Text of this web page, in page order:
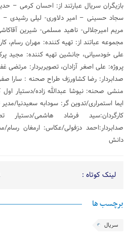
بازیگران سریال عبارتند از: احسان کرمی –
سجاد حسینی – امیر دلاوری- لیلی رشیدی –
مریم امیرجلالی- ناهید مسلمی- شیرین
مجموعه عباتند از: تهیه کننده: مهران رسام،
علی خودسیانی، جانشین تهیه کننده: مجید
پروژه: علی اصغر آزادان، تصویربردار: مرتضی
صدابردار: رضا کشاورزف طراح صحنه : سارا
منشی صحنه: نیوشا عبدالله زاده/دستیار اول
ایما استمراری/تدوین گر: سودابه سعیدنیا/
کارگردان:سید فرشاد هاشمی/دستیار
صدابردار:احمد دزفولی/عکاس: ارمغان
دانش
لینک کوتاه :
برچسب ها
سریال